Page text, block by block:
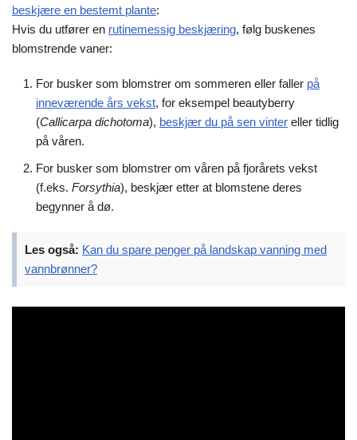
beskjære en bestemt plante:
Hvis du utfører en rutinemessig beskjæring, følg buskenes
blomstrende vaner:
For busker som blomstrer om sommeren eller faller på
inneværende års vekst, for eksempel beautyberry
(Callicarpa dichotoma), beskjær du på sen vinter eller tidlig
på våren.
For busker som blomstrer om våren på fjorårets vekst
(f.eks. Forsythia), beskjær etter at blomstene deres
begynner å dø.
Les også: Kan du spare penger på landskap vanning med
vannbrønner?